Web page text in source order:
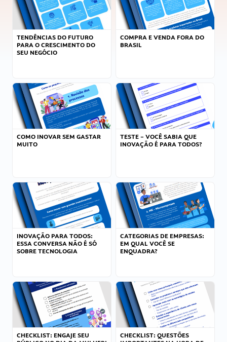
TENDÊNCIAS DO FUTURO
PARA O CRESCIMENTO DO
SEU NEGÓCIO
COMPRA E VENDA FORA DO
BRASIL
COMO INOVAR SEM GASTAR
MUITO
TESTE – VOCÊ SABIA QUE
INOVAÇÃO É PARA TODOS?
INOVAÇÃO PARA TODOS:
ESSA CONVERSA NÃO É SÓ
SOBRE TECNOLOGIA
CATEGORIAS DE EMPRESAS:
EM QUAL VOCÊ SE
ENQUADRA?
CHECKLIST: ENGAJE SEU
CHECKLIST: QUESTÕES